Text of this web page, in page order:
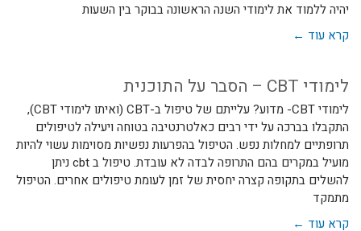
יהיה ללמוד את לימודי השנה הראשונה בבוקר בין השעות
קרא עוד ←
לימודי CBT – הסבר על התוכנית
לימודי CBT- מדוע? עלייתם של טיפול ב-CBT (ואיתו לימודי CBT),
התקבלו בברכה על ידי רבים כאלטרנטיבה בטוחה ויעילה לטיפולים
תרופתיים למחלות נפש. הטיפול בהפרעות נפשיות מסוימות עשוי להיות
מועיל במקרים בהם התרופה לבדה לא עובדת. טיפול ב cbt ניתן
להשלים בתקופה קצרה יחסית של זמן לעומת טיפולים אחרים. הטיפול
מתמקד
קרא עוד ←